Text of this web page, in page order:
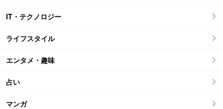
IT・テクノロジー
ライフスタイル
エンタメ・趣味
占い
マンガ